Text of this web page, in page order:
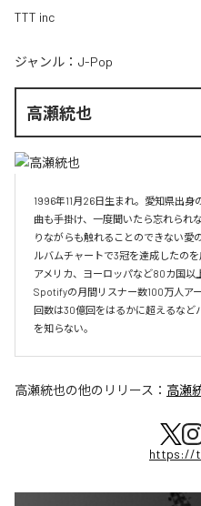
TTT inc
ジャンル： J-Pop
高瀬統也
1996年11月26日生まれ。愛知県出
曲も手掛け、一度聞いたら忘れられ
りながらも触れることのできない愛
ルバムチャートで3冠を達成したの
アメリカ、ヨーロッパなど80カ国以
Spotifyの月間リスナー数100万人ア
回数は30億回をはるかに超えるなど
を知らない。
高瀬統也の他のリリース： 高瀬
https://